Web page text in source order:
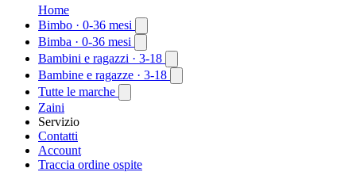
Home
Bimbo · 0-36 mesi
Bimba · 0-36 mesi
Bambini e ragazzi · 3-18
Bambine e ragazze · 3-18
Tutte le marche
Zaini
Servizio
Contatti
Account
Traccia ordine ospite